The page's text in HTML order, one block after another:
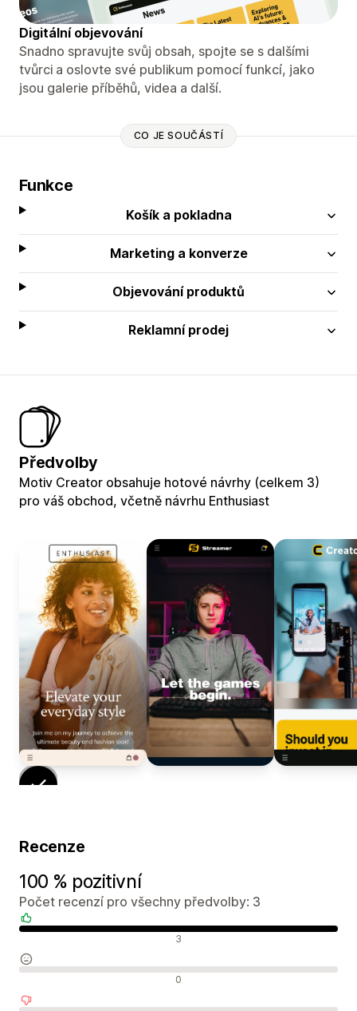
Digitální objevování
Snadno spravujte svůj obsah, spojte se s dalšími
tvůrci a oslovte své publikum pomocí funkcí, jako
jsou galerie příběhů, videa a další.
CO JE SOUČÁSTÍ
Funkce
Košík a pokladna
Marketing a konverze
Objevování produktů
Reklamní prodej
Předvolby
Motiv Creator obsahuje hotové návrhy (celkem 3)
pro váš obchod, včetně návrhu Enthusiast
Recenze
100 % pozitivní
Počet recenzí pro všechny předvolby: 3
3
0